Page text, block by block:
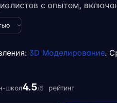
с опытом,
проекты и консультации
совмещать
3D Моделирование.
школ4.5/5 рейтинг